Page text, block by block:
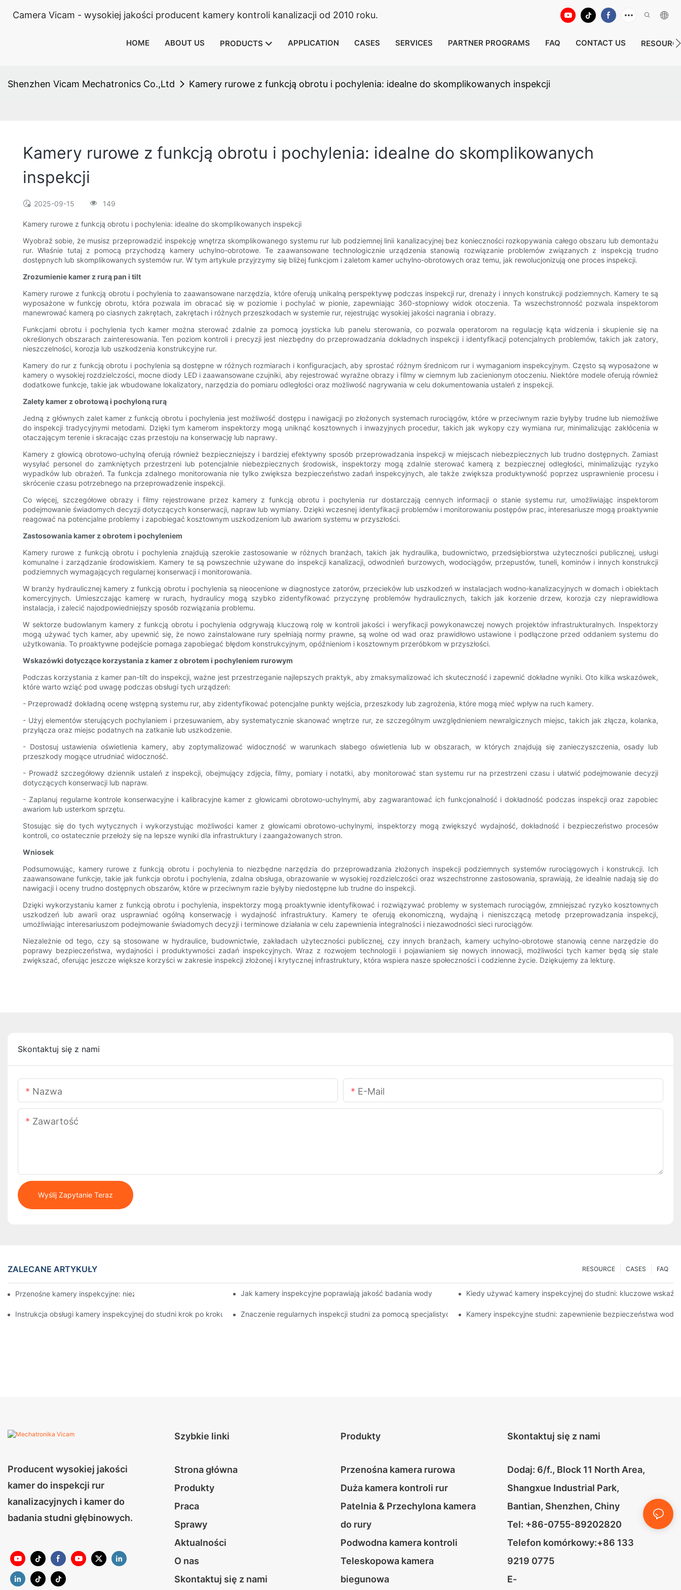
Camera Vicam - wysokiej jakości producent kamery kontroli kanalizacji od 2010 roku.
HOME ABOUT US PRODUCTS APPLICATION CASES SERVICES PARTNER PROGRAMS FAQ CONTACT US
Shenzhen Vicam Mechatronics Co.,Ltd Kamery rurowe z funkcją obrotu i pochylenia: idealne do skomplikowanych inspekcji
Kamery rurowe z funkcją obrotu i pochylenia: idealne do skomplikowanych
inspekcji
2025-09-15 149
Kamery rurowe z funkcją obrotu i pochylenia: idealne do skomplikowanych inspekcji
Wyobraź sobie, że musisz przeprowadzić inspekcję wnętrza skomplikowanego systemu rur lub podziemnej linii kanalizacyjnej bez konieczności rozkopywania całego obszaru lub demontażu
rur. Właśnie tutaj z pomocą przychodzą kamery uchylno-obrotowe. Te zaawansowane technologicznie urządzenia stanowią rozwiązanie problemów związanych z inspekcją trudno
dostępnych lub skomplikowanych systemów rur. W tym artykule przyjrzymy się bliżej funkcjom i zaletom kamer uchylno-obrotowych oraz temu, jak rewolucjonizują one proces inspekcji.
Zrozumienie kamer z rurą pan i tilt
Kamery rurowe z funkcją obrotu i pochylenia to zaawansowane narzędzia, które oferują unikalną perspektywę podczas inspekcji rur, drenaży i innych konstrukcji podziemnych. Kamery te są
wyposażone w funkcję obrotu, która pozwala im obracać się w poziomie i pochylać w pionie, zapewniając 360-stopniowy widok otoczenia. Ta wszechstronność pozwala inspektorom
manewrować kamerą po ciasnych zakrętach, zakrętach i różnych przeszkodach w systemie rur, rejestrując wysokiej jakości nagrania i obrazy.
Funkcjami obrotu i pochylenia tych kamer można sterować zdalnie za pomocą joysticka lub panelu sterowania, co pozwala operatorom na regulację kąta widzenia i skupienie się na
określonych obszarach zainteresowania. Ten poziom kontroli i precyzji jest niezbędny do przeprowadzania dokładnych inspekcji i identyfikacji potencjalnych problemów, takich jak zatory,
nieszczelności, korozja lub uszkodzenia konstrukcyjne rur.
Kamery do rur z funkcją obrotu i pochylenia są dostępne w różnych rozmiarach i konfiguracjach, aby sprostać różnym średnicom rur i wymaganiom inspekcyjnym. Często są wyposażone w
kamery o wysokiej rozdzielczości, mocne diody LED i zaawansowane czujniki, aby rejestrować wyraźne obrazy i filmy w ciemnym lub zacienionym otoczeniu. Niektóre modele oferują również
dodatkowe funkcje, takie jak wbudowane lokalizatory, narzędzia do pomiaru odległości oraz możliwość nagrywania w celu dokumentowania ustaleń z inspekcji.
Zalety kamer z obrotową i pochyloną rurą
Jedną z głównych zalet kamer z funkcją obrotu i pochylenia jest możliwość dostępu i nawigacji po złożonych systemach rurociągów, które w przeciwnym razie byłyby trudne lub niemożliwe
do inspekcji tradycyjnymi metodami. Dzięki tym kamerom inspektorzy mogą uniknąć kosztownych i inwazyjnych procedur, takich jak wykopy czy wymiana rur, minimalizując zakłócenia w
otaczającym terenie i skracając czas przestoju na konserwację lub naprawy.
Kamery z głowicą obrotowo-uchylną oferują również bezpieczniejszy i bardziej efektywny sposób przeprowadzania inspekcji w miejscach niebezpiecznych lub trudno dostępnych. Zamiast
wysyłać personel do zamkniętych przestrzeni lub potencjalnie niebezpiecznych środowisk, inspektorzy mogą zdalnie sterować kamerą z bezpiecznej odległości, minimalizując ryzyko
wypadków lub obrażeń. Ta funkcja zdalnego monitorowania nie tylko zwiększa bezpieczeństwo zadań inspekcyjnych, ale także zwiększa produktywność poprzez usprawnienie procesu i
skrócenie czasu potrzebnego na przeprowadzenie inspekcji.
Co więcej, szczegółowe obrazy i filmy rejestrowane przez kamery z funkcją obrotu i pochylenia rur dostarczają cennych informacji o stanie systemu rur, umożliwiając inspektorom
podejmowanie świadomych decyzji dotyczących konserwacji, napraw lub wymiany. Dzięki wczesnej identyfikacji problemów i monitorowaniu postępów prac, interesariusze mogą proaktywnie
reagować na potencjalne problemy i zapobiegać kosztownym uszkodzeniom lub awariom systemu w przyszłości.
Zastosowania kamer z obrotem i pochyleniem
Kamery rurowe z funkcją obrotu i pochylenia znajdują szerokie zastosowanie w różnych branżach, takich jak hydraulika, budownictwo, przedsiębiorstwa użyteczności publicznej, usługi
komunalne i zarządzanie środowiskiem. Kamery te są powszechnie używane do inspekcji kanalizacji, odwodnień burzowych, wodociągów, przepustów, tuneli, kominów i innych konstrukcji
podziemnych wymagających regularnej konserwacji i monitorowania.
W branży hydraulicznej kamery z funkcją obrotu i pochylenia są nieocenione w diagnostyce zatorów, przecieków lub uszkodzeń w instalacjach wodno-kanalizacyjnych w domach i obiektach
komercyjnych. Umieszczając kamerę w rurach, hydraulicy mogą szybko zidentyfikować przyczynę problemów hydraulicznych, takich jak korzenie drzew, korozja czy nieprawidłowa
instalacja, i zalecić najodpowiedniejszy sposób rozwiązania problemu.
W sektorze budowlanym kamery z funkcją obrotu i pochylenia odgrywają kluczową rolę w kontroli jakości i weryfikacji powykonawczej nowych projektów infrastrukturalnych. Inspektorzy
mogą używać tych kamer, aby upewnić się, że nowo zainstalowane rury spełniają normy prawne, są wolne od wad oraz prawidłowo ustawione i podłączone przed oddaniem systemu do
użytkowania. To proaktywne podejście pomaga zapobiegać błędom konstrukcyjnym, opóźnieniom i kosztownym przeróbkom w przyszłości.
Wskazówki dotyczące korzystania z kamer z obrotem i pochyleniem rurowym
Podczas korzystania z kamer pan-tilt do inspekcji, ważne jest przestrzeganie najlepszych praktyk, aby zmaksymalizować ich skuteczność i zapewnić dokładne wyniki. Oto kilka wskazówek,
które warto wziąć pod uwagę podczas obsługi tych urządzeń:
- Przeprowadź dokładną ocenę wstępną systemu rur, aby zidentyfikować potencjalne punkty wejścia, przeszkody lub zagrożenia, które mogą mieć wpływ na ruch kamery.
- Użyj elementów sterujących pochylaniem i przesuwaniem, aby systematycznie skanować wnętrze rur, ze szczególnym uwzględnieniem newralgicznych miejsc, takich jak złącza, kolanka,
przyłącza oraz miejsc podatnych na zatkanie lub uszkodzenie.
- Dostosuj ustawienia oświetlenia kamery, aby zoptymalizować widoczność w warunkach słabego oświetlenia lub w obszarach, w których znajdują się zanieczyszczenia, osady lub
przeszkody mogące utrudniać widoczność.
- Prowadź szczegółowy dziennik ustaleń z inspekcji, obejmujący zdjęcia, filmy, pomiary i notatki, aby monitorować stan systemu rur na przestrzeni czasu i ułatwić podejmowanie decyzji
dotyczących konserwacji lub napraw.
- Zaplanuj regularne kontrole konserwacyjne i kalibracyjne kamer z głowicami obrotowo-uchylnymi, aby zagwarantować ich funkcjonalność i dokładność podczas inspekcji oraz zapobiec
awariom lub usterkom sprzętu.
Stosując się do tych wytycznych i wykorzystując możliwości kamer z głowicami obrotowo-uchylnymi, inspektorzy mogą zwiększyć wydajność, dokładność i bezpieczeństwo procesów
kontroli, co ostatecznie przełoży się na lepsze wyniki dla infrastruktury i zaangażowanych stron.
Wniosek
Podsumowując, kamery rurowe z funkcją obrotu i pochylenia to niezbędne narzędzia do przeprowadzania złożonych inspekcji podziemnych systemów rurociągowych i konstrukcji. Ich
zaawansowane funkcje, takie jak funkcja obrotu i pochylenia, zdalna obsługa, obrazowanie w wysokiej rozdzielczości oraz wszechstronne zastosowania, sprawiają, że idealnie nadają się do
nawigacji i oceny trudno dostępnych obszarów, które w przeciwnym razie byłyby niedostępne lub trudne do inspekcji.
Dzięki wykorzystaniu kamer z funkcją obrotu i pochylenia, inspektorzy mogą proaktywnie identyfikować i rozwiązywać problemy w systemach rurociągów, zmniejszać ryzyko kosztownych
uszkodzeń lub awarii oraz usprawniać ogólną konserwację i wydajność infrastruktury. Kamery te oferują ekonomiczną, wydajną i nieniszczącą metodę przeprowadzania inspekcji,
umożliwiając interesariuszom podejmowanie świadomych decyzji i terminowe działania w celu zapewnienia integralności i niezawodności sieci rurociągów.
Niezależnie od tego, czy są stosowane w hydraulice, budownictwie, zakładach użyteczności publicznej, czy innych branżach, kamery uchylno-obrotowe stanowią cenne narzędzie do
poprawy bezpieczeństwa, wydajności i produktywności zadań inspekcyjnych. Wraz z rozwojem technologii i pojawianiem się nowych innowacji, możliwości tych kamer będą się stale
zwiększać, oferując jeszcze większe korzyści w zakresie inspekcji złożonej i krytycznej infrastruktury, która wspiera nasze społeczności i codzienne życie. Dziękujemy za lekturę.
Skontaktuj się z nami
Nazwa E-Mail
Zawartość
Wyślij Zapytanie Teraz
ZALECANE ARTYKUŁY FAQ
CASES
RESOURCE
Przenośne kamery inspekcyjne: niezbędne narzędzia dla profesjonalistówJak kamery inspekcyjne poprawiają jakość badania wody Kiedy używać kamery inspekcyjnej do studni: kluczowe
Instrukcja obsługi kamery inspekcyjnej do studni krok po kroku Znaczenie regularnych inspekcji studni za pomocą specjalistycznych kamerKamery inspekcyjne studni: zapewnienie bezpieczeństwa wody
Producent wysokiej jakości
kamer do inspekcji rur
kanalizacyjnych i kamer do
badania studni głębinowych.
Szybkie linki
Strona główna
Produkty
Praca
Sprawy
Aktualności
O nas
Skontaktuj się z nami
Produkty
Przenośna kamera rurowa
Duża kamera kontroli rur
Patelnia & Przechylona kamera
do rury
Podwodna kamera kontroli
Teleskopowa kamera
biegunowa
Skontaktuj się z nami
Dodaj: 6/f., Block 11 North Area,
Shangxue Industrial Park,
Bantian, Shenzhen, Chiny
Tel: +86-0755-89202820
Telefon komórkowy:+86 133
9219 0775
E-